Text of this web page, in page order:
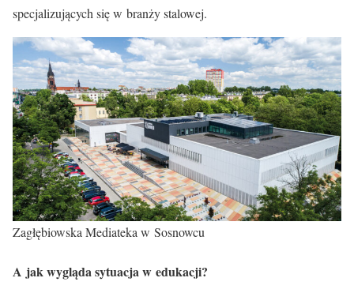
specjalizujących się w branży stalowej.
Zagłębiowska Mediateka w Sosnowcu
A jak wygląda sytuacja w edukacji?